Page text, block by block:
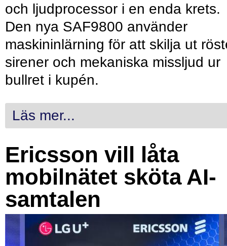
och ljudprocessor i en enda krets.
Den nya SAF9800 använder
maskininlärning för att skilja ut
sirener och mekaniska missljud ur
bullret i kupén.
Läs mer...
Ericsson vill låta
mobilnätet sköta AI-
samtalen